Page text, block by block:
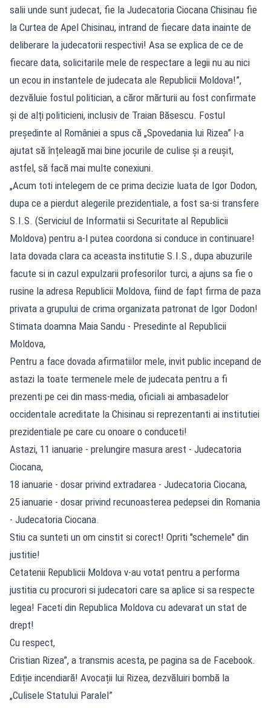
salii unde sunt judecat, fie la Judecatoria Ciocana Chisinau fie
la Curtea de Apel Chisinau, intrand de fiecare data inainte de
deliberare la judecatorii respectivi! Asa se explica de ce de
fiecare data, solicitarile mele de respectare a legii nu au nici
un ecou in instantele de judecata ale Republicii Moldova!”,
dezvăluie fostul politician, a căror mărturii au fost confirmate
și de alți politicieni, inclusiv de Traian Băsescu. Fostul
președinte al României a spus că „Spovedania lui Rizea” l-a
ajutat să înțeleagă mai bine jocurile de culise și a reușit,
astfel, să facă mai multe conexiuni.
„Acum toti intelegem de ce prima decizie luata de Igor Dodon,
dupa ce a pierdut alegerile prezidentiale, a fost sa-si transfere
S.I.S. (Serviciul de Informatii si Securitate al Republicii
Moldova) pentru a-l putea coordona si conduce in continuare!
Iata dovada clara ca aceasta institutie S.I.S., dupa abuzurile
facute si in cazul expulzarii profesorilor turci, a ajuns sa fie o
rusine la adresa Republicii Moldova, fiind de fapt firma de paza
privata a grupului de crima organizata patronat de Igor Dodon!
Stimata doamna Maia Sandu - Presedinte al Republicii
Moldova,
Pentru a face dovada afirmatiilor mele, invit public incepand de
astazi la toate termenele mele de judecata pentru a fi
prezenti pe cei din mass-media, oficiali ai ambasadelor
occidentale acreditate la Chisinau si reprezentanti ai institutiei
prezidentiale pe care cu onoare o conduceti!
Astazi, 11 ianuarie - prelungire masura arest - Judecatoria
Ciocana,
18 ianuarie - dosar privind extradarea - Judecatoria Ciocana,
25 ianuarie - dosar privind recunoasterea pedepsei din Romania
- Judecatoria Ciocana.
Stiu ca sunteti un om cinstit si corect! Opriti "schemele" din
justitie!
Cetatenii Republicii Moldova v-au votat pentru a performa
justitia cu procurori si judecatori care sa aplice si sa respecte
legea! Faceti din Republica Moldova cu adevarat un stat de
drept!
Cu respect,
Cristian Rizea”, a transmis acesta, pe pagina sa de Facebook.
Ediție incendiară! Avocații lui Rizea, dezvăluiri bombă la
„Culisele Statului Paralel”